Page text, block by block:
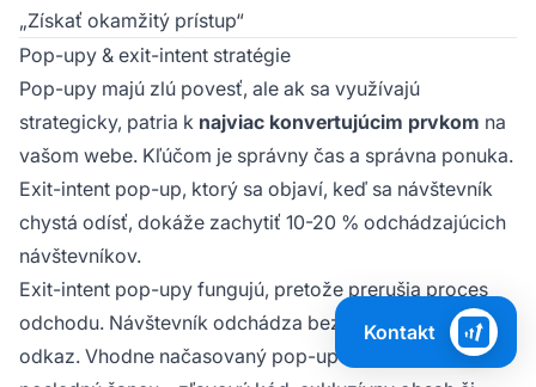
„Získať okamžitý prístup“
Pop-upy & exit-intent stratégie
Pop-upy majú zlú povesť, ale ak sa využívajú
strategicky, patria k najviac konvertujúcim prvkom na
vašom webe. Kľúčom je správny čas a správna ponuka.
Exit-intent pop-up, ktorý sa objaví, keď sa návštevník
chystá odísť, dokáže zachytiť 10-20 % odchádzajúcich
návštevníkov.
Exit-intent pop-upy fungujú, pretože prerušia proces
odchodu. Návštevník odchádza bez kliknutia na affiliate
odkaz. Vhodne načasovaný pop-up mu ponúkne
Kontakt